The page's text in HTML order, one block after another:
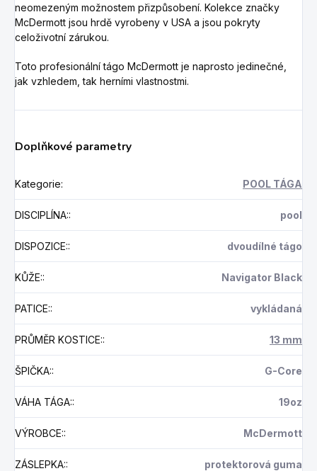
neomezeným možnostem přizpůsobení. Kolekce značky
McDermott jsou hrdě vyrobeny v USA a jsou pokryty
celoživotní zárukou.
Toto profesionální tágo McDermott je naprosto jedinečné,
jak vzhledem, tak herními vlastnostmi.
Doplňkové parametry
Kategorie: POOL TÁGA
DISCIPLÍNA:: pool
DISPOZICE:: dvoudílné tágo
KŮŽE:: Navigator Black
PATICE:: vykládaná
PRŮMĚR KOSTICE:: 13 mm
ŠPIČKA:: G-Core
VÁHA TÁGA:: 19oz
VÝROBCE:: McDermott
ZÁSLEPKA:: protektorová guma